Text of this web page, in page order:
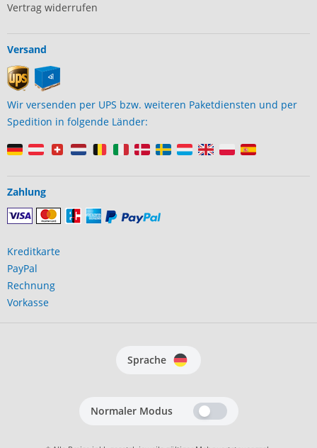
Vertrag widerrufen
Versand
Wir versenden per UPS bzw. weiteren Paketdiensten und per
Spedition in folgende Länder:
Zahlung
Kreditkarte
PayPal
Rechnung
Vorkasse
Sprache
Normaler Modus